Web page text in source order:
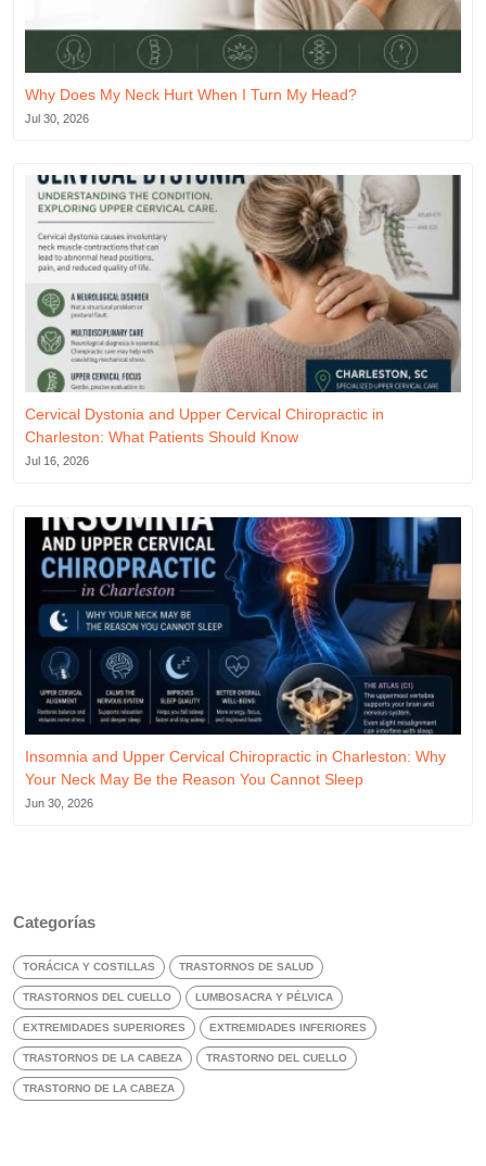
Why Does My Neck Hurt When I Turn My Head?
Jul 30, 2026
Cervical Dystonia and Upper Cervical Chiropractic in
Charleston: What Patients Should Know
Jul 16, 2026
Insomnia and Upper Cervical Chiropractic in Charleston: Why
Your Neck May Be the Reason You Cannot Sleep
Jun 30, 2026
Categorías
TORÁCICA Y COSTILLAS TRASTORNOS DE SALUD
TRASTORNOS DEL CUELLO LUMBOSACRA Y PÉLVICA
EXTREMIDADES SUPERIORES EXTREMIDADES INFERIORES
TRASTORNOS DE LA CABEZA TRASTORNO DEL CUELLO
TRASTORNO DE LA CABEZA